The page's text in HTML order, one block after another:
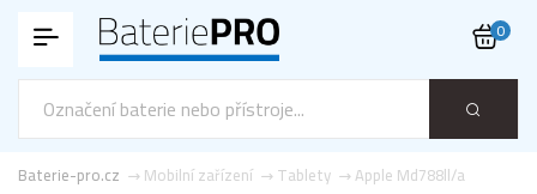
0
Apple Md788ll/a
Tablety
Mobilní zařízení
Baterie-pro.cz